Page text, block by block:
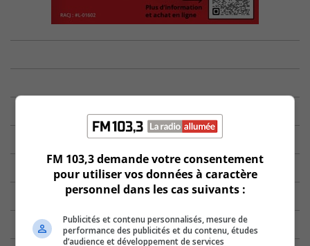
FM 103,3 demande votre consentement
pour utiliser vos données à caractère
personnel dans les cas suivants :
Publicités et contenu personnalisés, mesure de
performance des publicités et du contenu, études
d’audience et développement de services